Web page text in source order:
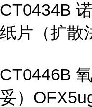
CT0434B
纸片（扩散
CT0446B
妥）